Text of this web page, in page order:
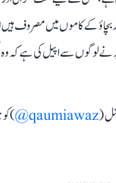
بچاؤ کے کاموں میں مصروف
نے لوگوں سے اپیل کی ہے
(
qaumiawaz@
)